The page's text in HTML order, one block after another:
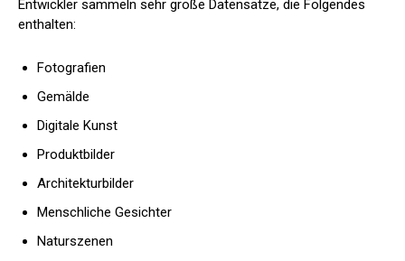
Entwickler sammeln sehr große Datensätze, die Folgendes
enthalten:
Fotografien
Gemälde
Digitale Kunst
Produktbilder
Architekturbilder
Menschliche Gesichter
Naturszenen